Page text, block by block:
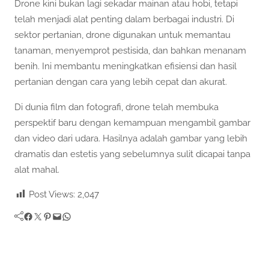
Drone kini bukan lagi sekadar mainan atau hobi, tetapi
telah menjadi alat penting dalam berbagai industri. Di
sektor pertanian, drone digunakan untuk memantau
tanaman, menyemprot pestisida, dan bahkan menanam
benih. Ini membantu meningkatkan efisiensi dan hasil
pertanian dengan cara yang lebih cepat dan akurat.
Di dunia film dan fotografi, drone telah membuka
perspektif baru dengan kemampuan mengambil gambar
dan video dari udara. Hasilnya adalah gambar yang lebih
dramatis dan estetis yang sebelumnya sulit dicapai tanpa
alat mahal.
Post Views: 2,047
Facebook Twitter Pinterest Mail WhatsApp